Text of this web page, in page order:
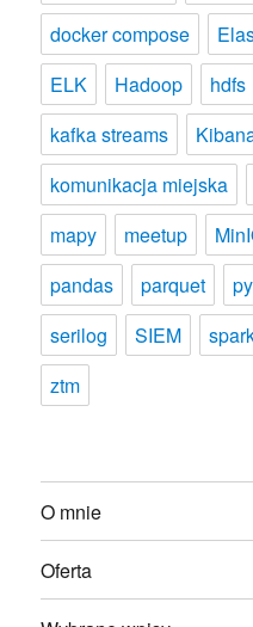
docker compose
ELK
Hadoop hdfs
kafka streams
komunikacja miejska
mapy
meetup
pandas
parquet
serilog
SIEM
ztm
O mnie
Oferta